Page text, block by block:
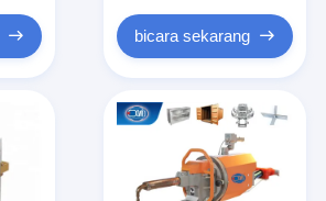
bicara sekarang